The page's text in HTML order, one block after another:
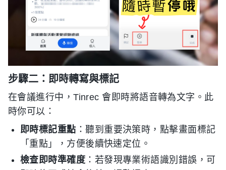
步驟二：即時轉寫與標記
在會議進行中，Tinrec 會即時將語音轉為文字。此
時你可以：
即時標記重點 ：聽到重要決策時，點擊畫面標記
「重點」，方便後續快速定位。
檢查即時準確度 ：若發現專業術語識別錯誤，可